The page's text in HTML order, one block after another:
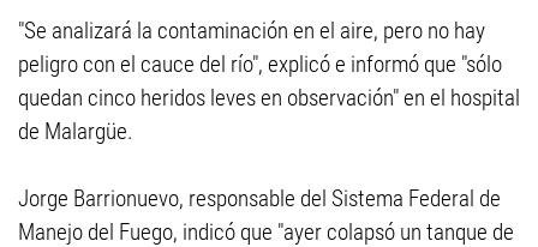
"Se analizará la contaminación en el aire, pero no hay
peligro con el cauce del río", explicó e informó que "sólo
quedan cinco heridos leves en observación" en el hospital
de Malargüe.
Jorge Barrionuevo, responsable del Sistema Federal de
Manejo del Fuego, indicó que "ayer colapsó un tanque de